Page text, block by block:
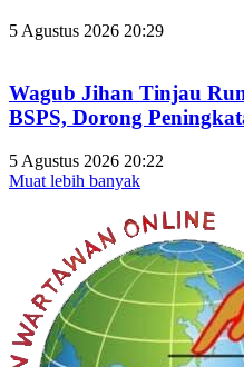
5 Agustus 2026 20:29
Wagub Jihan Tinjau
BSPS, Dorong
5 Agustus 2026 20:22
Muat lebih banyak